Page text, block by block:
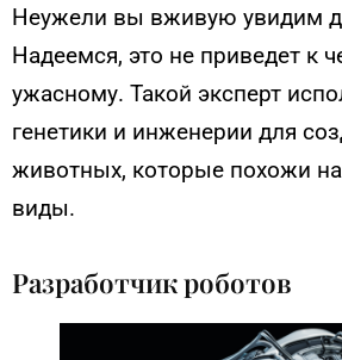
Неужели вы вживую увидим
Надеемся, это не приведет к
ужасному. Такой эксперт
генетики и инженерии для
животных, которые похожи
виды.
Разработчик роботов